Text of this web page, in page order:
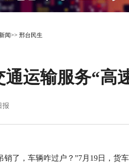
闻>> 邢台民生
通运输服务“高
报
了，车辆咋过户？”7月19日，货